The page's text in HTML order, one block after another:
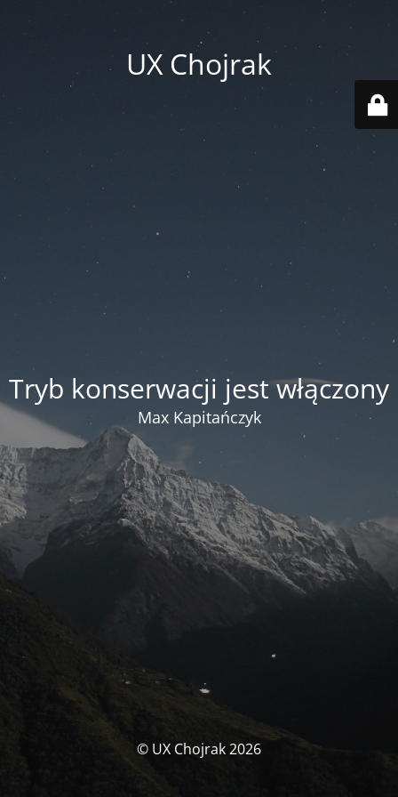
UX Chojrak
Tryb konserwacji jest włączony
Max Kapitańczyk
© UX Chojrak 2026